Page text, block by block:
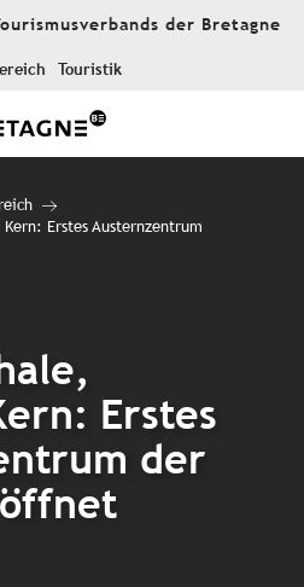
der Bretagne
Touristik
Erstes Austernzentrum
Erstes
der